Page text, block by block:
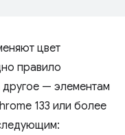
цвет
правило
другое — элементам
133 или более